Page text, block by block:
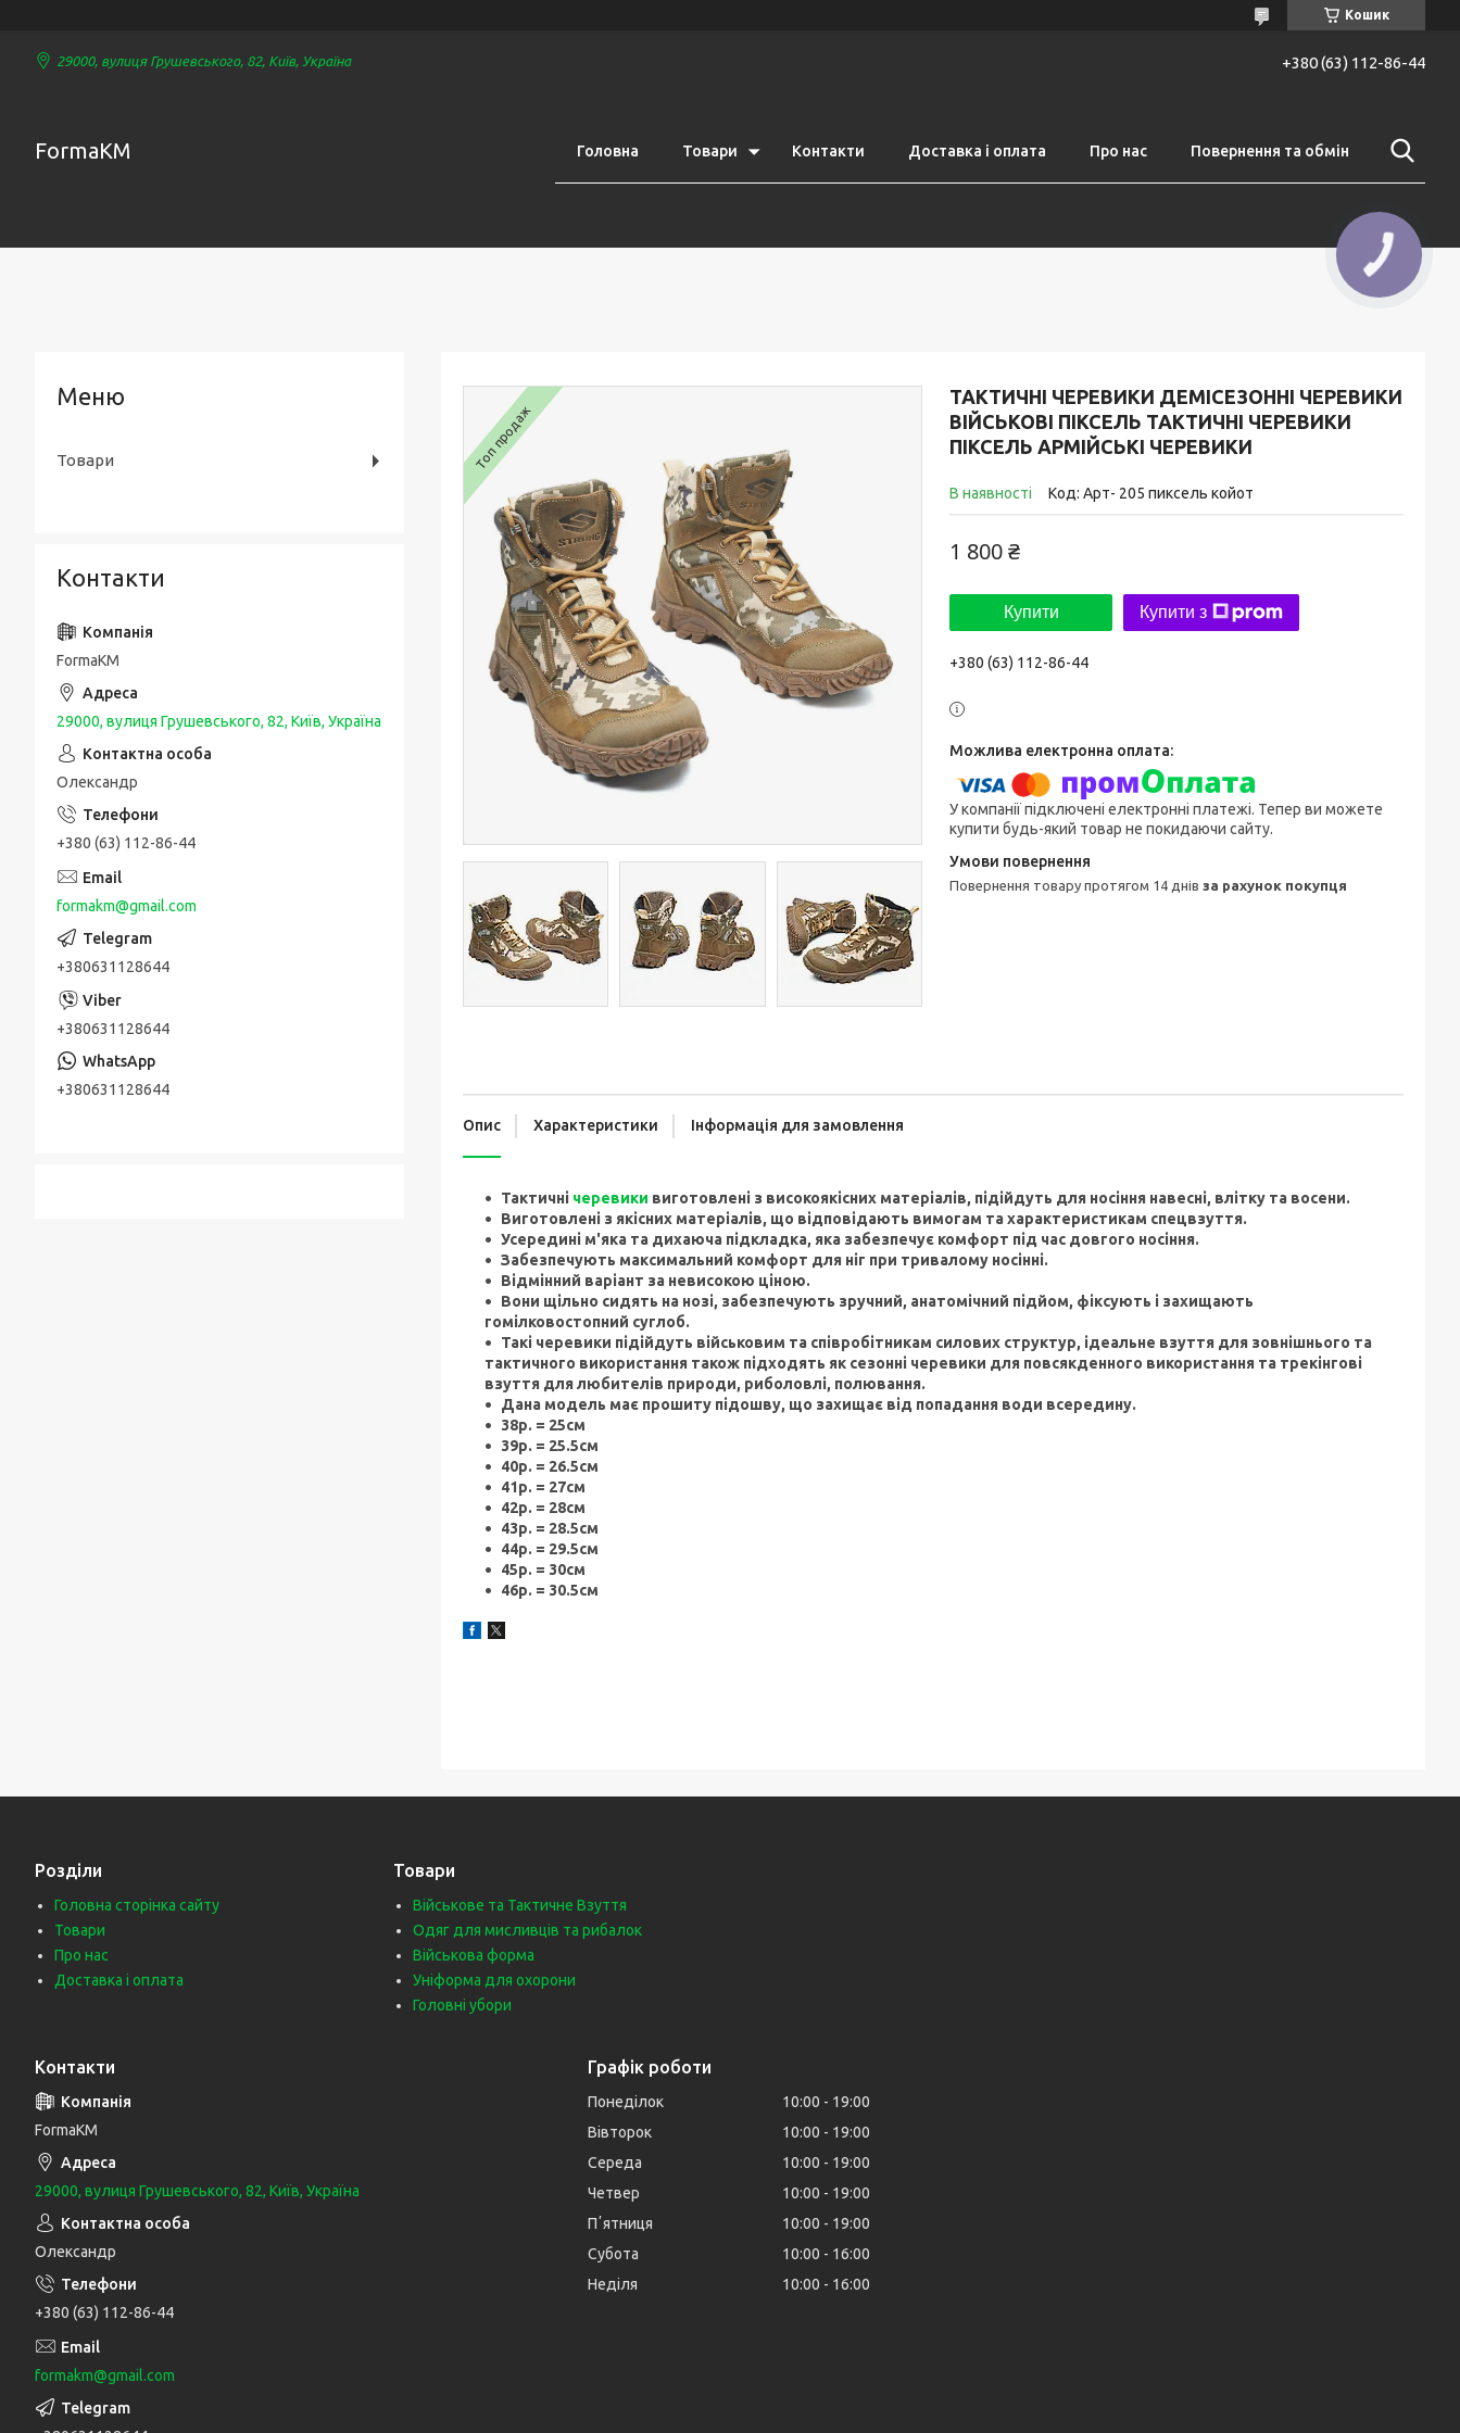
Кошик
29000, вулиця Грушевського, 82, Київ, Україна +380 (63) 112-86-44
FormaKM Головна Товари Контакти Доставка і оплата Про нас Повернення та обмін
ТАКТИЧНІ ЧЕРЕВИКИ ДЕМІСЕЗОННІ ЧЕРЕВИКИ
ВІЙСЬКОВІ ПІКСЕЛЬ ТАКТИЧНІ ЧЕРЕВИКИ
ПІКСЕЛЬ АРМІЙСЬКІ ЧЕРЕВИКИ
В наявності Код: Арт- 205 пиксель койот
1 800 ₴
Купити Купити з
+380 (63) 112-86-44
У компанії підключені електронні платежі. Тепер ви можете
купити будь-який товар не покидаючи сайту.
повернення товару протягом 14 днів за рахунок покупця
Топ продаж
Опис Характеристики Інформація для замовлення
Тактичні черевики виготовлені з високоякісних матеріалів, підійдуть для носіння навесні, влітку та восени.
Виготовлені з якісних матеріалів, що відповідають вимогам та характеристикам спецвзуття.
Усередині м'яка та дихаюча підкладка, яка забезпечує комфорт під час довгого носіння.
Забезпечують максимальний комфорт для ніг при тривалому носінні.
Відмінний варіант за невисокою ціною.
Вони щільно сидять на нозі, забезпечують зручний, анатомічний підйом, фіксують і захищають
гомілковостопний суглоб.
Такі черевики підійдуть військовим та співробітникам силових структур, ідеальне взуття для зовнішнього та
тактичного використання також підходять як сезонні черевики для повсякденного використання та трекінгові
взуття для любителів природи, риболовлі, полювання.
Дана модель має прошиту підошву, що захищає від попадання води всередину.
38р. = 25см
39р. = 25.5см
40р. = 26.5см
41р. = 27см
42р. = 28см
43р. = 28.5см
44р. = 29.5см
45р. = 30см
46р. = 30.5см
Товари
Контакти
FormaKM
29000, вулиця Грушевського, 82, Київ, Україна
Олександр
+380 (63) 112-86-44
formakm@gmail.com
+380631128644
+380631128644
+380631128644
Розділи
Головна сторінка сайту
Товари
Про нас
Доставка і оплата
Товари
Військове та Тактичне Взуття
Одяг для мисливців та рибалок
Військова форма
Уніформа для охорони
Головні убори
Контакти
FormaKM
29000, вулиця Грушевського, 82, Київ, Україна
Олександр
+380 (63) 112-86-44
formakm@gmail.com
Графік роботи
Понеділок 10:00
19:00
Вівторок
10:00
19:00
Середа
10:00
19:00
Четвер
10:00
19:00
Пʼятниця
10:00
19:00
Субота
10:00
16:00
Неділя
10:00 16:00